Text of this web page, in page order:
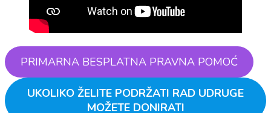
PRIMARNA BESPLATNA PRAVNA POMOĆ
UKOLIKO ŽELITE PODRŽATI RAD UDRUGE
MOŽETE DONIRATI